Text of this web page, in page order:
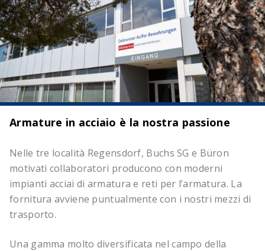
Armature in acciaio è la nostra passione
Nelle tre località Regensdorf, Buchs SG e Büron
motivati collaboratori producono con moderni
impianti acciai di armatura e reti per l’armatura. La
fornitura avviene puntualmente con i nostri mezzi di
trasporto.
Una gamma molto diversificata nel campo della